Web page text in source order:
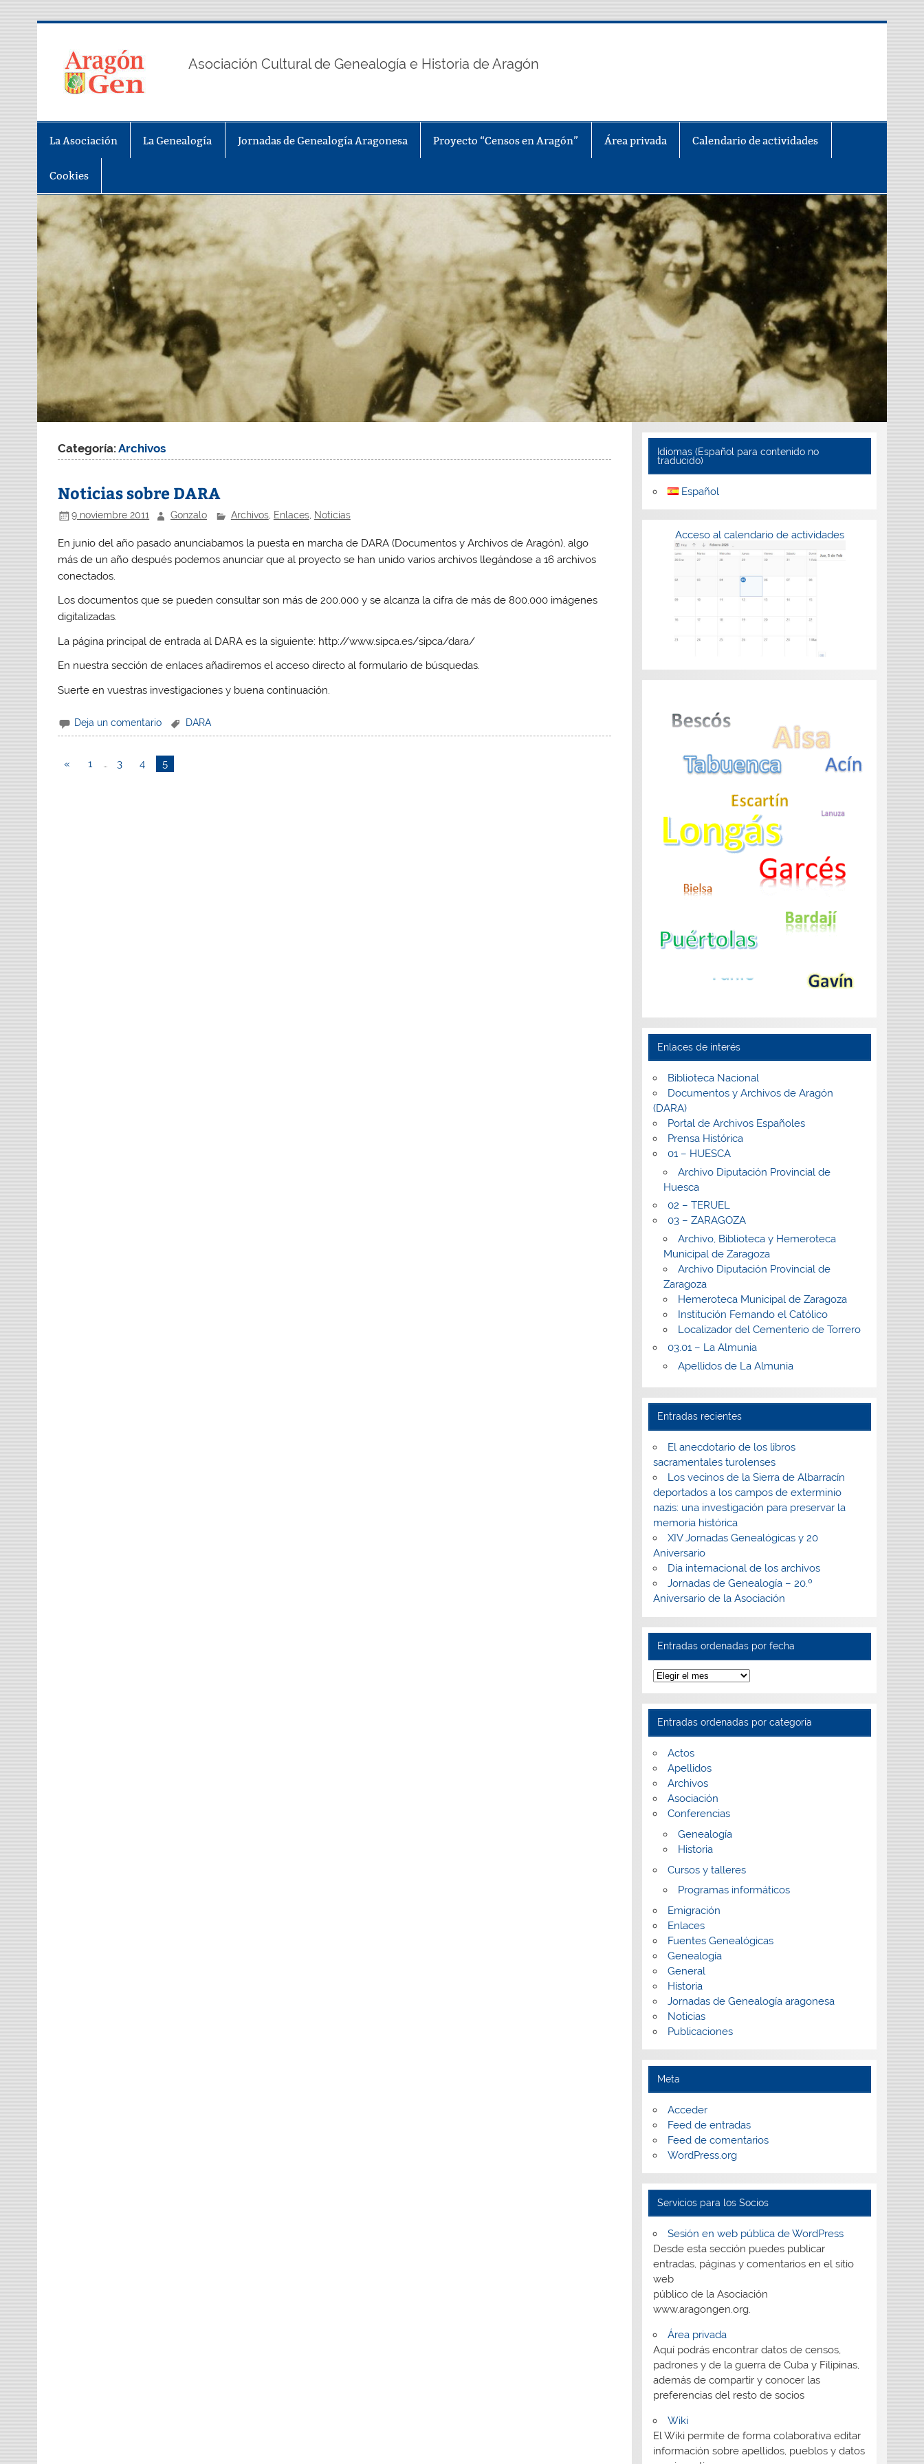
AragonGen
Asociación Cultural de Genealogía e Historia de Aragón
La Asociación La Genealogía Jornadas de Genealogía Aragonesa Proyecto “Censos en Aragón” Área privada Calendario de actividades
Cookies
Categoría:Archivos
Noticias sobre DARA
9 noviembre 2011 Gonzalo Archivos, Enlaces, Noticias
En junio del año pasado anunciabamos la puesta en marcha de DARA (Documentos y Archivos de Aragón), algo
más de un año después podemos anunciar que al proyecto se han unido varios archivos llegándose a 16 archivos
conectados.
Los documentos que se pueden consultar son más de 200.000 y se alcanza la cifra de más de 800.000 imágenes
digitalizadas.
La página principal de entrada al DARA es la siguiente: http://www.sipca.es/sipca/dara/
En nuestra sección de enlaces añadiremos el acceso directo al formulario de búsquedas.
Suerte en vuestras investigaciones y buena continuación.
Deja un comentario DARA
« 1 … 3 4 5
Idiomas (Español para contenido no
traducido)
Español
Acceso al calendario de actividades
Enlaces de interés
Biblioteca Nacional
Documentos y Archivos de Aragón
(DARA)
Portal de Archivos Españoles
Prensa Histórica
01 – HUESCA
Archivo Diputación Provincial de
Huesca
02 – TERUEL
03 – ZARAGOZA
Archivo, Biblioteca y Hemeroteca
Municipal de Zaragoza
Archivo Diputación Provincial de
Zaragoza
Hemeroteca Municipal de Zaragoza
Institución Fernando el Católico
Localizador del Cementerio de Torrero
03.01 – La Almunia
Apellidos de La Almunia
Entradas recientes
El anecdotario de los libros
sacramentales turolenses
Los vecinos de la Sierra de Albarracín
deportados a los campos de exterminio
nazis: una investigación para preservar la
memoria histórica
XIV Jornadas Genealógicas y 20
Aniversario
Día internacional de los archivos
Jornadas de Genealogía – 20.º
Aniversario de la Asociación
Entradas ordenadas por fecha
Entradas
ordenadas
por
fecha
Entradas ordenadas por categoría
Actos
Apellidos
Archivos
Asociación
Conferencias
Genealogía
Historia
Cursos y talleres
Programas informáticos
Emigración
Enlaces
Fuentes Genealógicas
Genealogía
General
Historia
Jornadas de Genealogía aragonesa
Noticias
Publicaciones
Meta
Acceder
Feed de entradas
Feed de comentarios
WordPress.org
Servicios para los Socios
Sesión en web pública de WordPress
Desde esta sección puedes publicar
entradas, páginas y comentarios en el sitio
web
público de la Asociación
www.aragongen.org.
Área privada
Aquí podrás encontrar datos de censos,
padrones y de la guerra de Cuba y Filipinas,
además de compartir y conocer las
preferencias del resto de socios
Wiki
El Wiki permite de forma colaborativa editar
información sobre apellidos, pueblos y datos